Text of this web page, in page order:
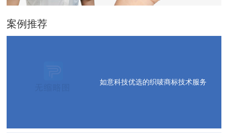
案例推荐
如意科技优选的织唛商标技术服务